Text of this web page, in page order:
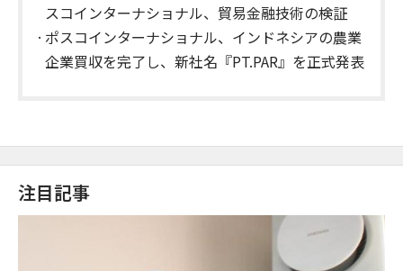
スコインターナショナル、貿易金融技術の検証
ポスコインターナショナル、インドネシアの農業
企業買収を完了し、新社名『PT.PAR』を正式発表
注目記事